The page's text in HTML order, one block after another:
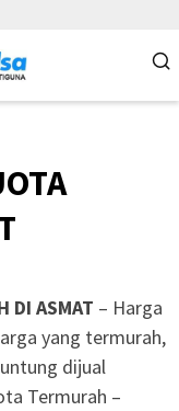
DI ASMAT – Harga
yang termurah,
dijual
Termurah –